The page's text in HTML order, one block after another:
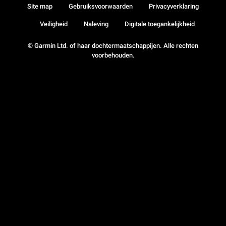
© Garmin Ltd. of haar dochtermaatschappijen. Alle rechten
voorbehouden.
Site map Gebruiksvoorwaarden Privacyverklaring
Veiligheid Naleving Digitale toegankelijkheid